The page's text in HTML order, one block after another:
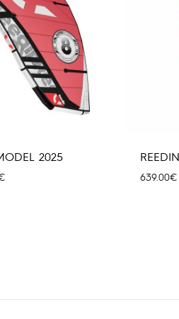
2025
Price
639.00€